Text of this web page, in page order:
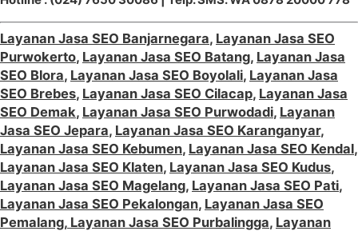
Layanan Jasa SEO Banjarnegara, Layanan Jasa SEO
Purwokerto, Layanan Jasa SEO Batang, Layanan Jasa
SEO Blora, Layanan Jasa SEO Boyolali, Layanan Jasa
SEO Brebes, Layanan Jasa SEO Cilacap, Layanan Jasa
SEO Demak, Layanan Jasa SEO Purwodadi, Layanan
Jasa SEO Jepara, Layanan Jasa SEO Karanganyar,
Layanan Jasa SEO Kebumen, Layanan Jasa SEO Kendal,
Layanan Jasa SEO Klaten, Layanan Jasa SEO Kudus,
Layanan Jasa SEO Magelang, Layanan Jasa SEO Pati,
Layanan Jasa SEO Pekalongan, Layanan Jasa SEO
Pemalang, Layanan Jasa SEO Purbalingga, Layanan